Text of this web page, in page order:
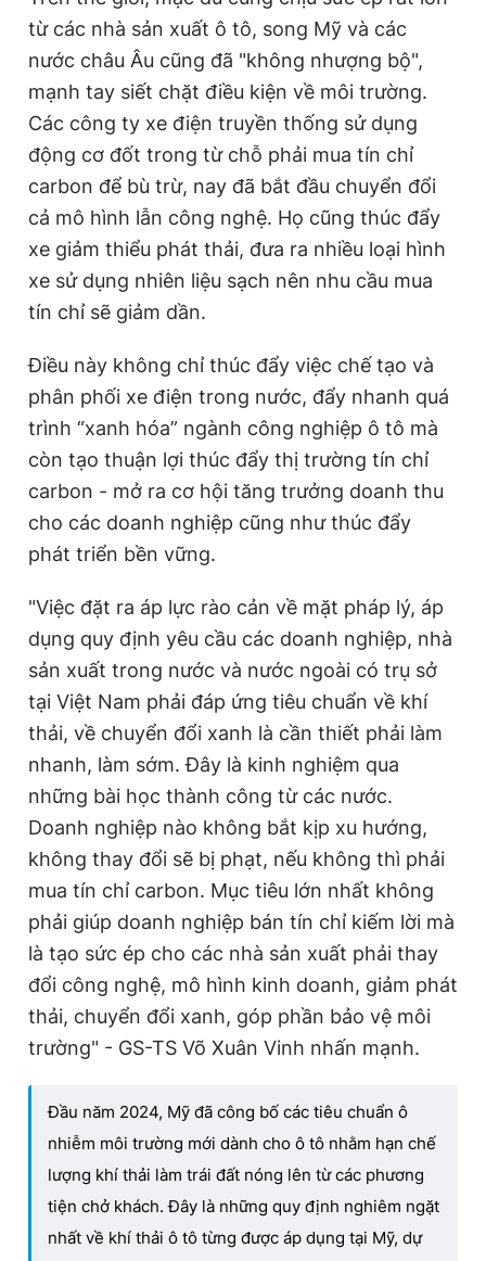
từ các nhà sản xuất ô tô, song Mỹ và các
nước châu Âu cũng đã "không nhượng bộ",
mạnh tay siết chặt điều kiện về môi trường.
Các công ty xe điện truyền thống sử dụng
động cơ đốt trong từ chỗ phải mua tín chỉ
carbon để bù trừ, nay đã bắt đầu chuyển đổi
cả mô hình lẫn công nghệ. Họ cũng thúc đẩy
xe giảm thiểu phát thải, đưa ra nhiều loại hình
xe sử dụng nhiên liệu sạch nên nhu cầu mua
tín chỉ sẽ giảm dần.
Điều này không chỉ thúc đẩy việc chế tạo và
phân phối xe điện trong nước, đẩy nhanh quá
trình “xanh hóa” ngành công nghiệp ô tô mà
còn tạo thuận lợi thúc đẩy thị trường tín chỉ
carbon - mở ra cơ hội tăng trưởng doanh thu
cho các doanh nghiệp cũng như thúc đẩy
phát triển bền vững.
"Việc đặt ra áp lực rào cản về mặt pháp lý, áp
dụng quy định yêu cầu các doanh nghiệp, nhà
sản xuất trong nước và nước ngoài có trụ sở
tại Việt Nam phải đáp ứng tiêu chuẩn về khí
thải, về chuyển đổi xanh là cần thiết phải làm
nhanh, làm sớm. Đây là kinh nghiệm qua
những bài học thành công từ các nước.
Doanh nghiệp nào không bắt kịp xu hướng,
không thay đổi sẽ bị phạt, nếu không thì phải
mua tín chỉ carbon. Mục tiêu lớn nhất không
phải giúp doanh nghiệp bán tín chỉ kiếm lời mà
là tạo sức ép cho các nhà sản xuất phải thay
đổi công nghệ, mô hình kinh doanh, giảm phát
thải, chuyển đổi xanh, góp phần bảo vệ môi
trường" - GS-TS Võ Xuân Vinh nhấn mạnh.
Đầu năm 2024, Mỹ đã công bố các tiêu chuẩn ô
nhiễm môi trường mới dành cho ô tô nhằm hạn chế
lượng khí thải làm trái đất nóng lên từ các phương
tiện chở khách. Đây là những quy định nghiêm ngặt
nhất về khí thải ô tô từng được áp dụng tại Mỹ, dự